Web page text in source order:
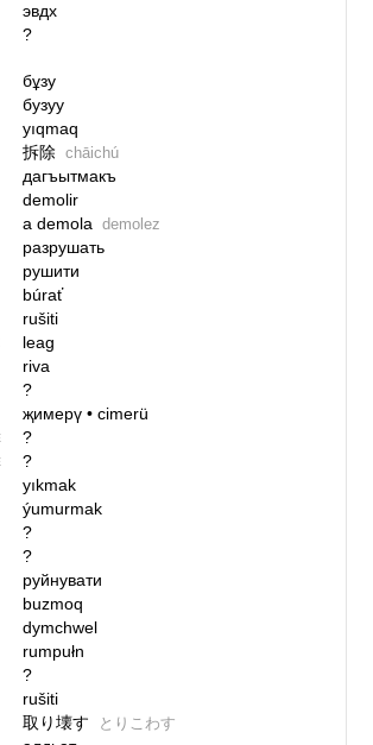
эвдх
?
бұзу
бузуу
yıqmaq
拆除 chāichú
дагъытмакъ
demolir
a demola demolez
разрушать
рушити
búrať
rušiti
leag
riva
?
җимерү• cimerü
?
?
yıkmak
ýumurmak
?
?
руйнувати
buzmoq
dymchwel
rumpułn
?
rušiti
取り壊す とりこわす